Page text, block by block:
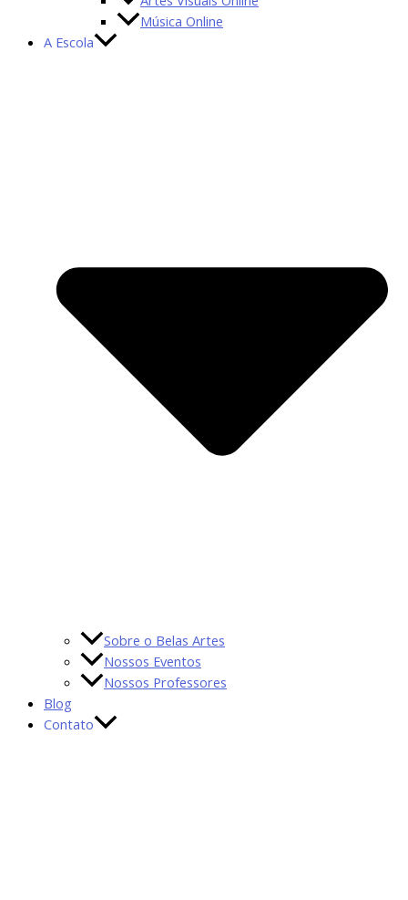
Música Online
A Escola
Sobre o Belas Artes
Nossos Eventos
Nossos Professores
Blog
Contato